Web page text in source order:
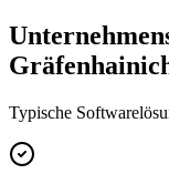
Typische